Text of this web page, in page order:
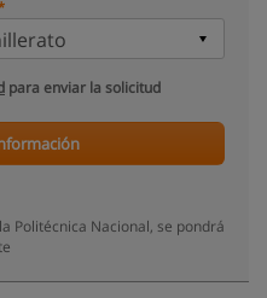
para enviar la solicitud
Politécnica Nacional, se pondrá